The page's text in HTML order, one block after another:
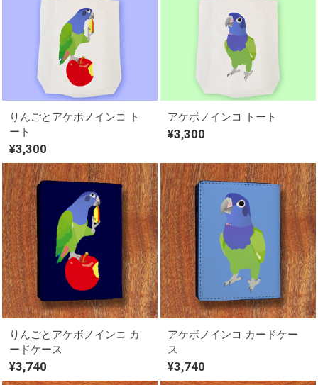
りんごとアケボノインコ ト
ート
¥3,300
アケボノインコ トート
¥3,300
りんごとアケボノインコ カ
ードケース
¥3,740
アケボノインコ カードケー
ス
¥3,740